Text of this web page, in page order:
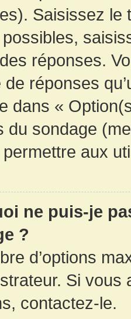
Saisissez le
réponses.
de réponses
dans «
du sondage
aux
ne puis-je
?
d’options
Si
contactez-le.